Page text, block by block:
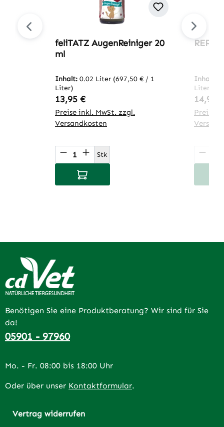
feliTATZ AugenReiniger 20
ml
Inhalt: 0.02 Liter (697,50 € / 1
Liter)
Regulärer Preis:
13,95 €
Preise inkl. MwSt. zzgl.
Versandkosten
Produkt Anzahl: Gib den
Stk
In den Warenkorb
Inhalt:
Liter)
14,95 €
Preise
Benötigen Sie eine Produktberatung? Wir sind für Sie
da!
05901 - 97960
Mo. - Fr. 08:00 bis 18:00 Uhr
Oder über unser Kontaktformular.
Vertrag widerrufen